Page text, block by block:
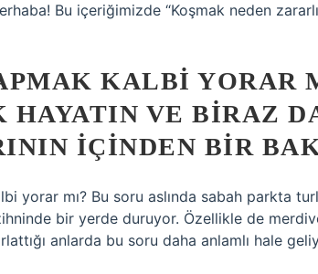
Bu içeriğimizde “Koşmak neden
KALBI YORAR
HAYATIN VE BIRAZ
IÇINDEN BIR
yorar mı? Bu soru aslında sabah parkta
bir yerde duruyor. Özellikle de
anlarda bu soru daha anlamlı hale